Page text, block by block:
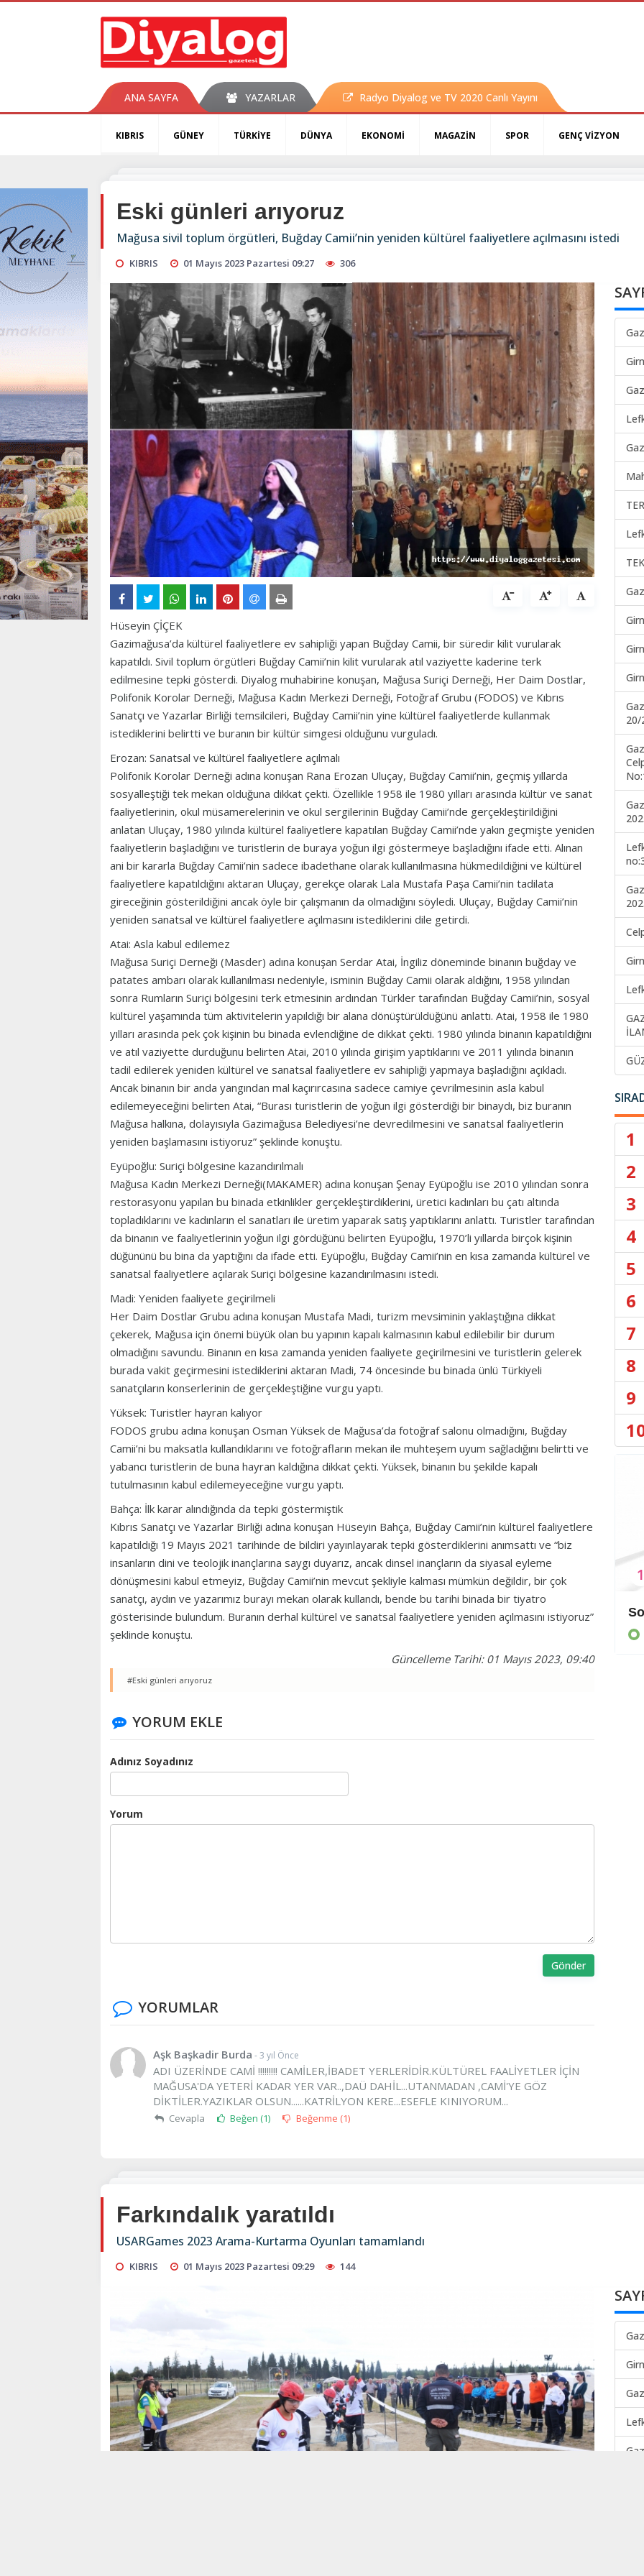
ANA SAYFA YAZARLAR Radyo Diyalog ve TV 2020 Canlı Yayını
KIBRIS GÜNEY TÜRKİYE DÜNYA EKONOMİ MAGAZİN SPOR GENÇ VİZYON
Eski günleri arıyoruz
Mağusa sivil toplum örgütleri, Buğday Camii’nin yeniden kültürel faaliyetlere açılmasını istedi
KIBRIS 01 Mayıs 2023 Pazartesi 09:27 306
Hüseyin ÇİÇEK
Gazimağusa’da kültürel faaliyetlere ev sahipliği yapan Buğday Camii, bir süredir kilit vurularak
kapatıldı. Sivil toplum örgütleri Buğday Camii’nin kilit vurularak atıl vaziyette kaderine terk
edilmesine tepki gösterdi. Diyalog muhabirine konuşan, Mağusa Suriçi Derneği, Her Daim Dostlar,
Polifonik Korolar Derneği, Mağusa Kadın Merkezi Derneği, Fotoğraf Grubu (FODOS) ve Kıbrıs
Sanatçı ve Yazarlar Birliği temsilcileri, Buğday Camii’nin yine kültürel faaliyetlerde kullanmak
istediklerini belirtti ve buranın bir kültür simgesi olduğunu vurguladı.
Erozan: Sanatsal ve kültürel faaliyetlere açılmalı
Polifonik Korolar Derneği adına konuşan Rana Erozan Uluçay, Buğday Camii’nin, geçmiş yıllarda
sosyalleştiği tek mekan olduğuna dikkat çekti. Özellikle 1958 ile 1980 yılları arasında kültür ve sanat
faaliyetlerinin, okul müsamerelerinin ve okul sergilerinin Buğday Camii’nde gerçekleştirildiğini
anlatan Uluçay, 1980 yılında kültürel faaliyetlere kapatılan Buğday Camii’nde yakın geçmişte yeniden
faaliyetlerin başladığını ve turistlerin de buraya yoğun ilgi göstermeye başladığını ifade etti. Alınan
ani bir kararla Buğday Camii’nin sadece ibadethane olarak kullanılmasına hükmedildiğini ve kültürel
faaliyetlere kapatıldığını aktaran Uluçay, gerekçe olarak Lala Mustafa Paşa Camii’nin tadilata
gireceğinin gösterildiğini ancak öyle bir çalışmanın da olmadığını söyledi. Uluçay, Buğday Camii’nin
yeniden sanatsal ve kültürel faaliyetlere açılmasını istediklerini dile getirdi.
Atai: Asla kabul edilemez
Mağusa Suriçi Derneği (Masder) adına konuşan Serdar Atai, İngiliz döneminde binanın buğday ve
patates ambarı olarak kullanılması nedeniyle, isminin Buğday Camii olarak aldığını, 1958 yılından
sonra Rumların Suriçi bölgesini terk etmesinin ardından Türkler tarafından Buğday Camii’nin, sosyal
kültürel yaşamında tüm aktivitelerin yapıldığı bir alana dönüştürüldüğünü anlattı. Atai, 1958 ile 1980
yılları arasında pek çok kişinin bu binada evlendiğine de dikkat çekti. 1980 yılında binanın kapatıldığını
ve atıl vaziyette durduğunu belirten Atai, 2010 yılında girişim yaptıklarını ve 2011 yılında binanın
tadil edilerek yeniden kültürel ve sanatsal faaliyetlere ev sahipliği yapmaya başladığını açıkladı.
Ancak binanın bir anda yangından mal kaçırırcasına sadece camiye çevrilmesinin asla kabul
edilemeyeceğini belirten Atai, “Burası turistlerin de yoğun ilgi gösterdiği bir binaydı, biz buranın
Mağusa halkına, dolayısıyla Gazimağusa Belediyesi’ne devredilmesini ve sanatsal faaliyetlerin
yeniden başlamasını istiyoruz” şeklinde konuştu.
Eyüpoğlu: Suriçi bölgesine kazandırılmalı
Mağusa Kadın Merkezi Derneği(MAKAMER) adına konuşan Şenay Eyüpoğlu ise 2010 yılından sonra
restorasyonu yapılan bu binada etkinlikler gerçekleştirdiklerini, üretici kadınları bu çatı altında
topladıklarını ve kadınların el sanatları ile üretim yaparak satış yaptıklarını anlattı. Turistler tarafından
da binanın ve faaliyetlerinin yoğun ilgi gördüğünü belirten Eyüpoğlu, 1970’li yıllarda birçok kişinin
düğününü bu bina da yaptığını da ifade etti. Eyüpoğlu, Buğday Camii’nin en kısa zamanda kültürel ve
sanatsal faaliyetlere açılarak Suriçi bölgesine kazandırılmasını istedi.
Madi: Yeniden faaliyete geçirilmeli
Her Daim Dostlar Grubu adına konuşan Mustafa Madi, turizm mevsiminin yaklaştığına dikkat
çekerek, Mağusa için önemi büyük olan bu yapının kapalı kalmasının kabul edilebilir bir durum
olmadığını savundu. Binanın en kısa zamanda yeniden faaliyete geçirilmesini ve turistlerin gelerek
burada vakit geçirmesini istediklerini aktaran Madi, 74 öncesinde bu binada ünlü Türkiyeli
sanatçıların konserlerinin de gerçekleştiğine vurgu yaptı.
Yüksek: Turistler hayran kalıyor
FODOS grubu adına konuşan Osman Yüksek de Mağusa’da fotoğraf salonu olmadığını, Buğday
Camii’ni bu maksatla kullandıklarını ve fotoğrafların mekan ile muhteşem uyum sağladığını belirtti ve
yabancı turistlerin de buna hayran kaldığına dikkat çekti. Yüksek, binanın bu şekilde kapalı
tutulmasının kabul edilemeyeceğine vurgu yaptı.
Bahça: İlk karar alındığında da tepki göstermiştik
Kıbrıs Sanatçı ve Yazarlar Birliği adına konuşan Hüseyin Bahça, Buğday Camii’nin kültürel faaliyetlere
kapatıldığı 19 Mayıs 2021 tarihinde de bildiri yayınlayarak tepki gösterdiklerini anımsattı ve “biz
insanların dini ve teolojik inançlarına saygı duyarız, ancak dinsel inançların da siyasal eyleme
dönüşmesini kabul etmeyiz, Buğday Camii’nin mevcut şekliyle kalması mümkün değildir, bir çok
sanatçı, aydın ve yazarımız burayı mekan olarak kullandı, bende bu tarihi binada bir tiyatro
gösterisinde bulundum. Buranın derhal kültürel ve sanatsal faaliyetlere yeniden açılmasını istiyoruz”
şeklinde konuştu.
Güncelleme Tarihi: 01 Mayıs 2023, 09:40
#Eski günleri arıyoruz
YORUM EKLE
Adınız Soyadınız
Yorum
Gönder
YORUMLAR
Aşk Başkadir Burda - 3 yıl Önce
ADI ÜZERİNDE CAMİ !!!!!!!!! CAMİLER,İBADET YERLERİDİR.KÜLTÜREL FAALİYETLER İÇİN
MAĞUSA'DA YETERİ KADAR YER VAR..,DAÜ DAHİL...UTANMADAN ,CAMİ'YE GÖZ
DİKTİLER.YAZIKLAR OLSUN......KATRİLYON KERE...ESEFLE KINIYORUM...
Cevapla Beğen (1) Beğenme (1)
20/
1
2
3
4
5
6
7
8
9
Cezaevine gönderildi
1
Farkındalık yaratıldı
USARGames 2023 Arama-Kurtarma Oyunları tamamlandı
KIBRIS 01 Mayıs 2023 Pazartesi 09:29 144